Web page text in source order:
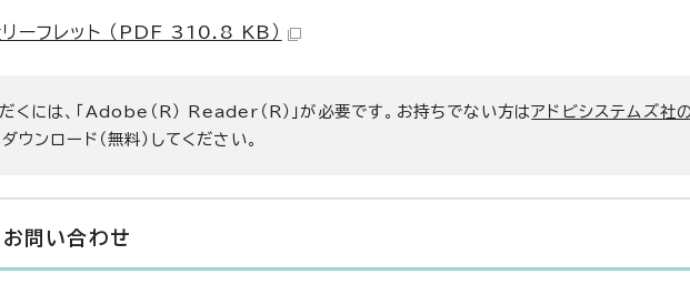
ーフレット （PDF 310.8 KB）
くには、「Adobe（R） Reader（R）」が必要です。お持ちでない方はアドビシステムズ社
ウンロード（無料）してください。
お問い合わせ